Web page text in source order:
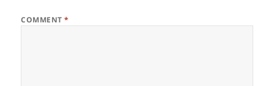
COMMENT*